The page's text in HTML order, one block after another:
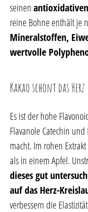
seinen
reine Bohne enthält je
Mineralstoffen,
wertvolle
Kakao schont das Herz
Es ist der hohe
Flavanole Catechin
macht. Im rohen
als in einem Apfel.
dieses gut
auf das Herz-
verbessern die